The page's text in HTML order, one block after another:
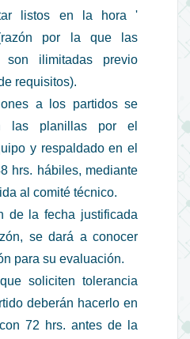
listos en la hora '
por la que las
son ilimitadas previo
requisitos).
a los partidos se
las planillas por el
y respaldado en el
hrs. hábiles, mediante
al comité técnico.
de la fecha justificada
se dará a conocer
para su evaluación.
soliciten tolerancia
deberán hacerlo en
72 hrs. antes de la